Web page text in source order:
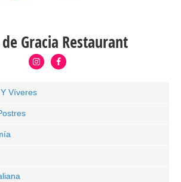
Gracia Restaurant
Víveres